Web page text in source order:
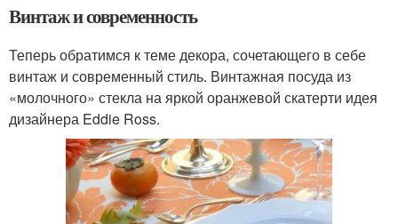
Винтаж и современность
Теперь обратимся к теме декора, сочетающего в себе
винтаж и современный стиль. Винтажная посуда из
«молочного» стекла на яркой оранжевой скатерти идея
дизайнера Eddie Ross.